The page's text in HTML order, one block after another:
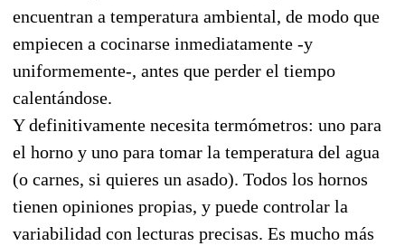
encuentran a temperatura ambiental, de modo que
empiecen a cocinarse inmediatamente -y
uniformemente-, antes que perder el tiempo
calentándose.
Y definitivamente necesita termómetros: uno para
el horno y uno para tomar la temperatura del agua
(o carnes, si quieres un asado). Todos los hornos
tienen opiniones propias, y puede controlar la
variabilidad con lecturas precisas. Es mucho más